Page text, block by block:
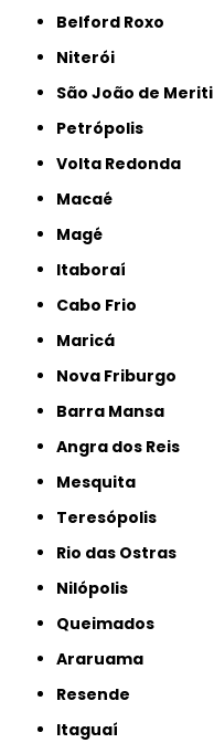
Belford Roxo
Niterói
São João de Meriti
Petrópolis
Volta Redonda
Macaé
Magé
Itaboraí
Cabo Frio
Maricá
Nova Friburgo
Barra Mansa
Angra dos Reis
Mesquita
Teresópolis
Rio das Ostras
Nilópolis
Queimados
Araruama
Resende
Itaguaí